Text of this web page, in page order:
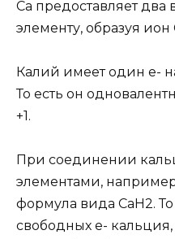
Ca предоставляет
элементу, образуя ион
Калий имеет один e-
То есть он
+1.
При соединении
элементами,
формула вида CaH2.
свободных e-